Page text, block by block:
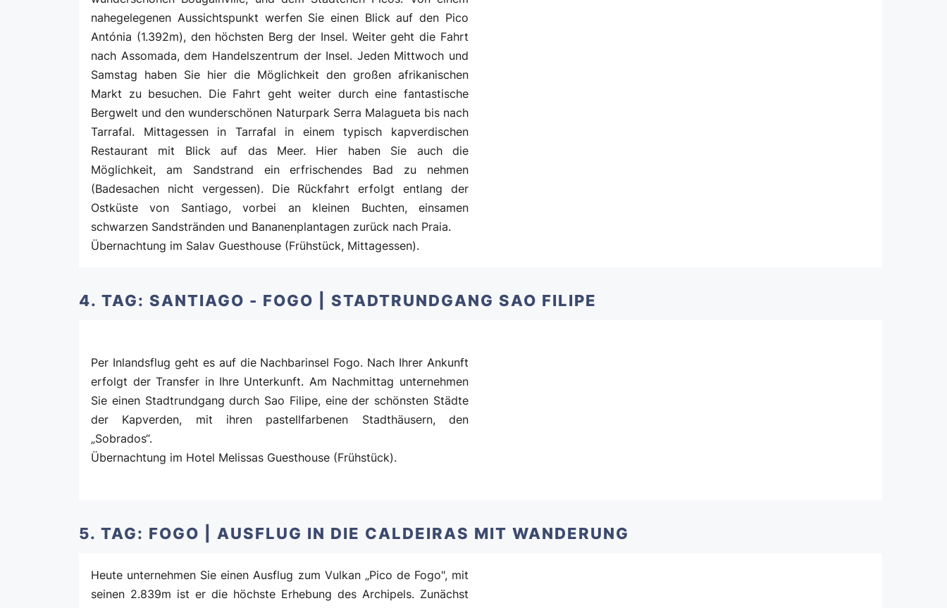
nahegelegenen Aussichtspunkt werfen Sie einen Blick auf den Pico
Antónia (1.392m), den höchsten Berg der Insel. Weiter geht die Fahrt
nach Assomada, dem Handelszentrum der Insel. Jeden Mittwoch und
Samstag haben Sie hier die Möglichkeit den großen afrikanischen
Markt zu besuchen. Die Fahrt geht weiter durch eine fantastische
Bergwelt und den wunderschönen Naturpark Serra Malagueta bis nach
Tarrafal. Mittagessen in Tarrafal in einem typisch kapverdischen
Restaurant mit Blick auf das Meer. Hier haben Sie auch die
Möglichkeit, am Sandstrand ein erfrischendes Bad zu nehmen
(Badesachen nicht vergessen). Die Rückfahrt erfolgt entlang der
Ostküste von Santiago, vorbei an kleinen Buchten, einsamen
schwarzen Sandstränden und Bananenplantagen zurück nach Praia.
Übernachtung im Salav Guesthouse (Frühstück, Mittagessen).
4. TAG: SANTIAGO - FOGO | STADTRUNDGANG SAO FILIPE
Per Inlandsflug geht es auf die Nachbarinsel Fogo. Nach Ihrer Ankunft
erfolgt der Transfer in Ihre Unterkunft. Am Nachmittag unternehmen
Sie einen Stadtrundgang durch Sao Filipe, eine der schönsten Städte
der Kapverden, mit ihren pastellfarbenen Stadthäusern, den
„Sobrados“.
Übernachtung im Hotel Melissas Guesthouse (Frühstück).
5. TAG: FOGO | AUSFLUG IN DIE CALDEIRAS MIT WANDERUNG
Heute unternehmen Sie einen Ausflug zum Vulkan „Pico de Fogo", mit
seinen 2.839m ist er die höchste Erhebung des Archipels. Zunächst